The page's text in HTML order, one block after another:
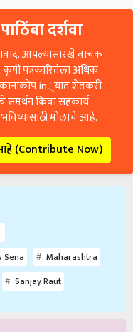
दर्शवा
आपल्यासारखे वाचक
कृषी पत्रकारितेला अधिक
कानाकोप in्यात शेतकरी
समर्थन किंवा सहकार्य
मोलाचे आहे.
(Contribute Now)
Sena
Maharashtra
Sanjay Raut